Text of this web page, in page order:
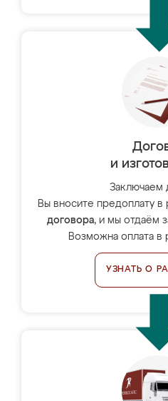
и
Заключаем
Вы вносите предоплату в
договора, и мы отдаём
Возможна оплата в
УЗНАТЬ О